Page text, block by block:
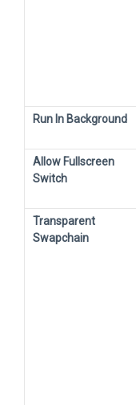
Run In Background
Allow Fullscreen
Switch
Transparent
Swapchain